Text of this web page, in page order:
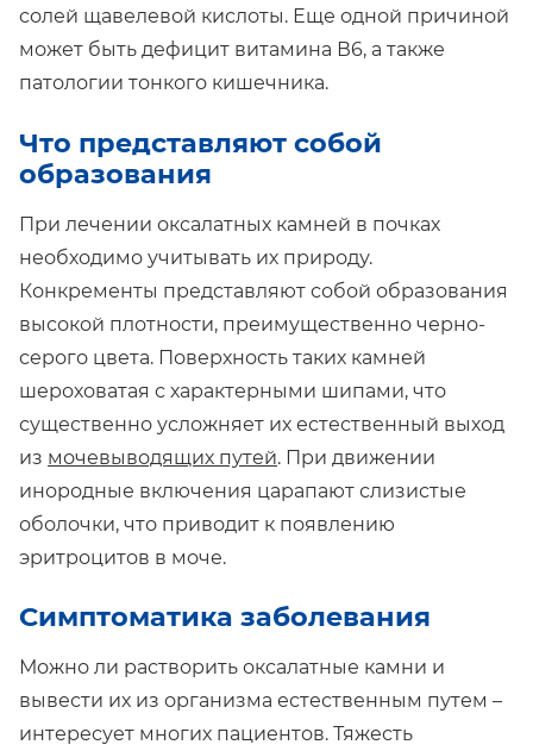
солей щавелевой кислоты. Еще одной причиной
может быть дефицит витамина В6, а также
патологии тонкого кишечника.
Что представляют собой
образования
При лечении оксалатных камней в почках
необходимо учитывать их природу.
Конкременты представляют собой образования
высокой плотности, преимущественно черно-
серого цвета. Поверхность таких камней
шероховатая с характерными шипами, что
существенно усложняет их естественный выход
из мочевыводящих путей. При движении
инородные включения царапают слизистые
оболочки, что приводит к появлению
эритроцитов в моче.
Симптоматика заболевания
Можно ли растворить оксалатные камни и
вывести их из организма естественным путем –
интересует многих пациентов. Тяжесть